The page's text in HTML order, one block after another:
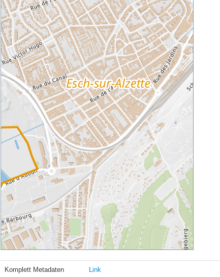
Komplett Metadaten Link